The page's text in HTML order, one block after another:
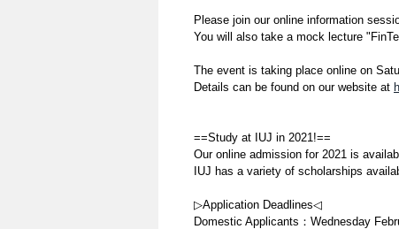
Please join our online information
You will also take a mock lecture
The event is taking place online on
Details can be found on our website at
==Study at IUJ in 2021!==
Our online admission for 2021 is
IUJ has a variety of scholarships
▷Application Deadlines◁
Domestic Applicants：Wednesday